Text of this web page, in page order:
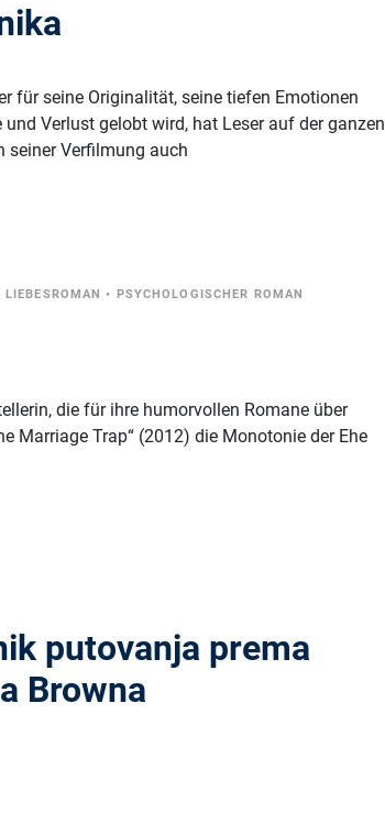
für seine Originalität, seine tiefen Emotionen
Verlust gelobt wird, hat Leser auf der ganzen
seiner Verfilmung auch
LIEBESROMAN • PSYCHOLOGISCHER ROMAN
die für ihre humorvollen Romane über
Marriage Trap“ (2012) die Monotonie der Ehe
putovanja prema
Browna